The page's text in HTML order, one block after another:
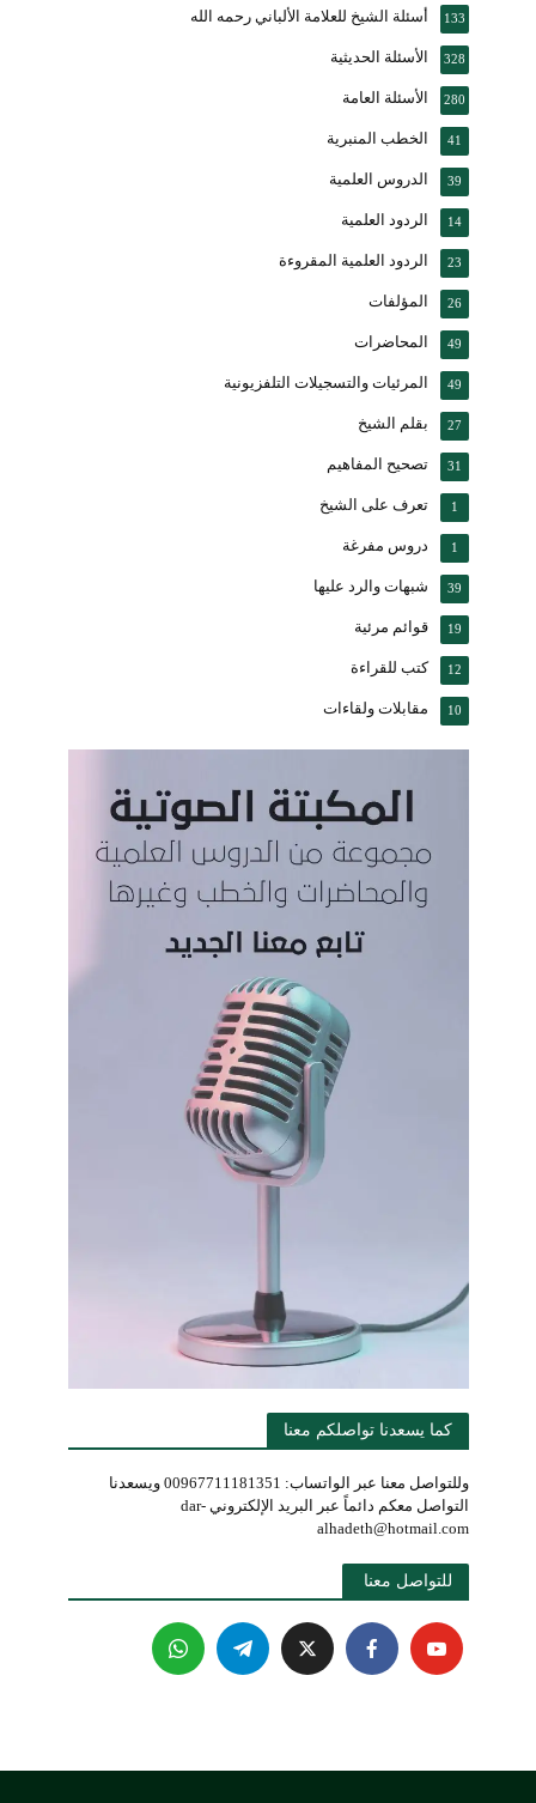
أسئلة الشيخ للعلامة الألباني رحمه الله 133
الأسئلة الحديثية 328
الأسئلة العامة 280
الخطب المنبرية 41
الدروس العلمية 39
الردود العلمية 14
الردود العلمية المقروءة 23
المؤلفات 26
المحاضرات 49
المرئيات والتسجيلات التلفزيونية 49
بقلم الشيخ 27
تصحيح المفاهيم 31
تعرف على الشيخ 1
دروس مفرغة 1
شبهات والرد عليها 39
قوائم مرئية 19
كتب للقراءة 12
مقابلات ولقاءات 10
كما يسعدنا تواصلكم معنا
وللتواصل معنا عبر الواتساب: 00967711181351 ويسعدنا
التواصل معكم دائماً عبر البريد الإلكتروني dar-
alhadeth@hotmail.com
للتواصل معنا